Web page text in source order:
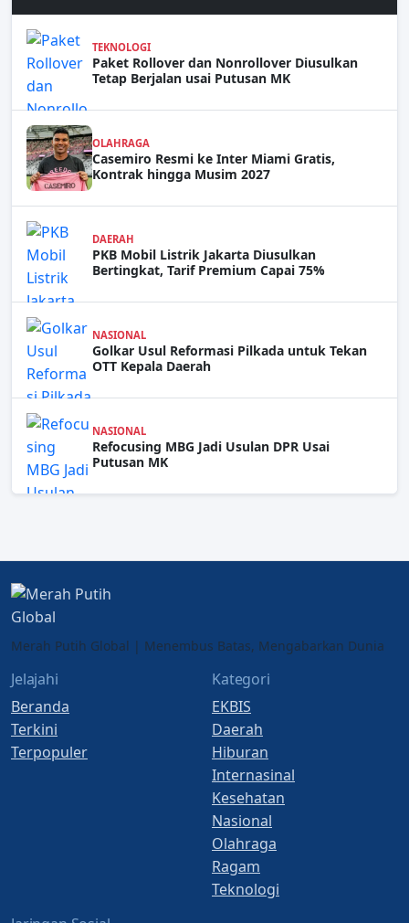
TEKNOLOGI
Paket Rollover dan Nonrollover Diusulkan
Tetap Berjalan usai Putusan MK
OLAHRAGA
Casemiro Resmi ke Inter Miami Gratis,
Kontrak hingga Musim 2027
DAERAH
PKB Mobil Listrik Jakarta Diusulkan
Bertingkat, Tarif Premium Capai 75%
NASIONAL
Golkar Usul Reformasi Pilkada untuk Tekan
OTT Kepala Daerah
NASIONAL
Refocusing MBG Jadi Usulan DPR Usai
Putusan MK
Merah Putih Global | Menembus Batas, Mengabarkan Dunia
Jelajahi
Beranda
Terkini
Terpopuler
Kategori
EKBIS
Daerah
Hiburan
Internasinal
Kesehatan
Nasional
Olahraga
Ragam
Teknologi